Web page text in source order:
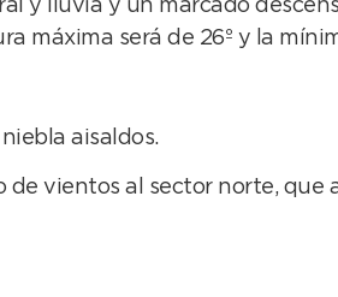
y lluvia y un marcado
máxima será de 26º y la
aisaldos.
de vientos al sector norte,